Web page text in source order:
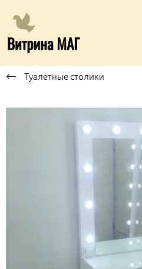
Туалетные столики